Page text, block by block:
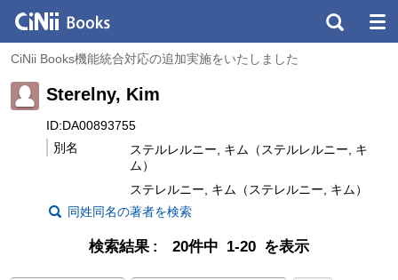
CiNii Books機能統合対応の追加実施をいたしました
Sterelny, Kim
ID:DA00893755
別名
ステルレルニー, キム（ステルレルニー, キ
ム）
ステレルニー, キム（ステレルニー, キム）
同姓同名の著者を検索
検索結果 20件中 1-20 を表示